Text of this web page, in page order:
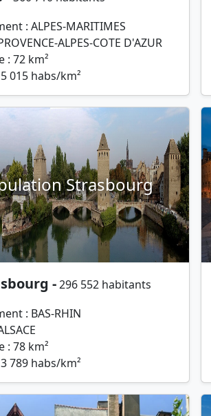
: ALPES-MARITIMES
ALPES-COTE D'AZUR
: 72 km²
015 habs/km²
Strasbourg
-296 552 habitants
: BAS-RHIN
: 78 km²
789 habs/km²